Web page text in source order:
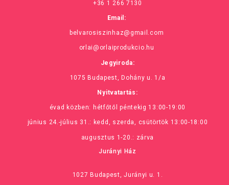
+36 1 266 7130
Email:
belvarosiszinhaz@gmail.com
orlai@orlaiprodukcio.hu
Jegyiroda:
1075 Budapest, Dohány u. 1/a
Nyitvatartás:
évad közben: hétfőtől péntekig 13:00-19:00
június 24.-július 31.: kedd, szerda, csütörtök 13:00-18:00
augusztus 1-20.: zárva
Jurányi Ház
1027 Budapest, Jurányi u. 1.